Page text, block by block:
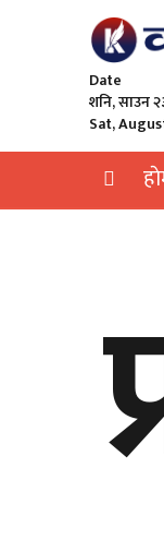
Date
शनि, साउन
Sat,